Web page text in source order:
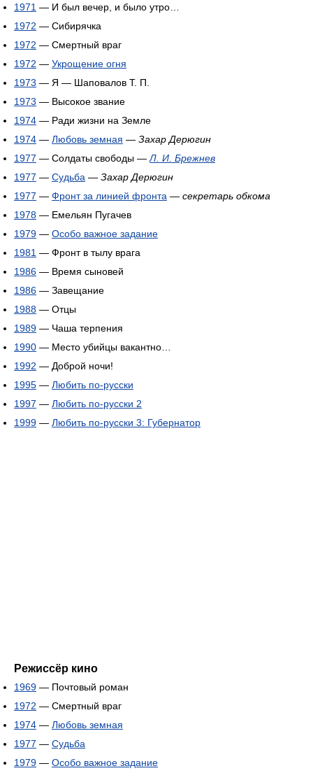
1971 — И был вечер, и было утро…
1972 — Сибирячка
1972 — Смертный враг
1972 — Укрощение огня
1973 — Я — Шаповалов Т. П.
1973 — Высокое звание
1974 — Ради жизни на Земле
1974 — Любовь земная — Захар Дерюгин
1977 — Солдаты свободы — Л. И. Брежнев
1977 — Судьба — Захар Дерюгин
1977 — Фронт за линией фронта — секретарь обкома
1978 — Емельян Пугачев
1979 — Особо важное задание
1981 — Фронт в тылу врага
1986 — Время сыновей
1986 — Завещание
1988 — Отцы
1989 — Чаша терпения
1990 — Место убийцы вакантно…
1992 — Доброй ночи!
1995 — Любить по-русски
1997 — Любить по-русски 2
1999 — Любить по-русски 3: Губернатор
Режиссёр кино
1969 — Почтовый роман
1972 — Смертный враг
1974 — Любовь земная
1977 — Судьба
1979 — Особо важное задание